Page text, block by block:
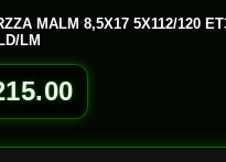
MALM 8,5X17 5X112/120
LM